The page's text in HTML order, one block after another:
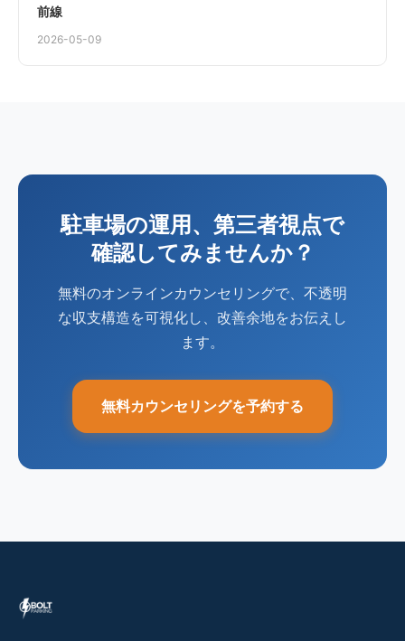
前線
2026-05-09
駐車場の運用、第三者視点で
確認してみませんか？
無料のオンラインカウンセリングで、不透明
な収支構造を可視化し、改善余地をお伝えし
ます。
無料カウンセリングを予約する